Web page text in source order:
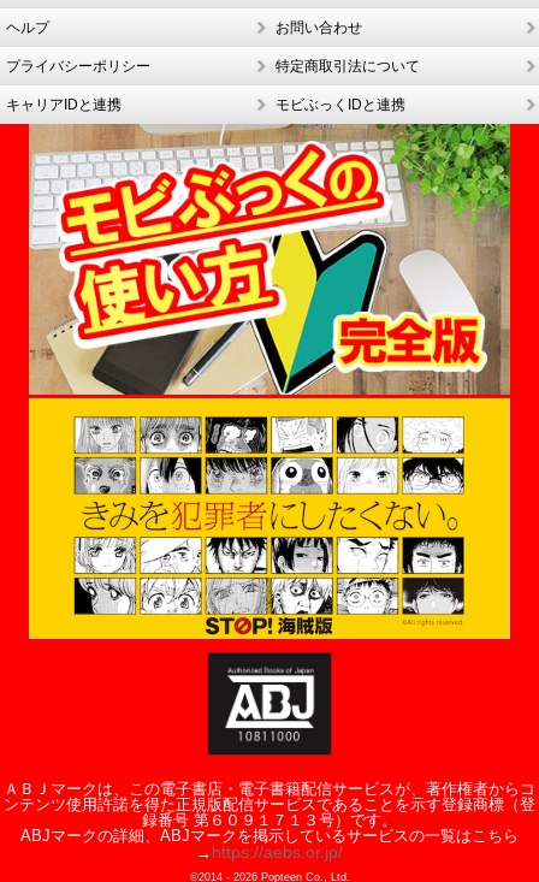
ヘルプ お問い合わせ
プライバシーポリシー 特定商取引法について
キャリアIDと連携 モビぶっくIDと連携
ＡＢＪマークは、この電子書店・電子書籍配信サービスが、著作権者からコ
ンテンツ使用許諾を得た正規版配信サービスであることを示す登録商標（登
録番号 第６０９１７１３号）です。
ABJマークの詳細、ABJマークを掲示しているサービスの一覧はこちら
→ https://aebs.or.jp/
©2014 - 2026Popteen Co., Ltd.